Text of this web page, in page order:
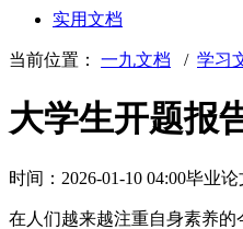
实用文档
当前位置： 一九文档 / 学习
大学生开题报
时间：2026-01-10 04:00毕业论
在人们越来越注重自身素养的